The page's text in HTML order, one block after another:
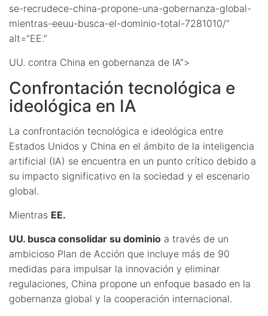
se-recrudece-china-propone-una-gobernanza-global-
mientras-eeuu-busca-el-dominio-total-7281010/”
alt=”EE.”
UU. contra China en gobernanza de IA”>
Confrontación tecnológica e
ideológica en IA
La confrontación tecnológica e ideológica entre
Estados Unidos y China en el ámbito de la inteligencia
artificial (IA) se encuentra en un punto crítico debido a
su impacto significativo en la sociedad y el escenario
global.
Mientras EE.
UU. busca consolidar su dominio a través de un
ambicioso Plan de Acción que incluye más de 90
medidas para impulsar la innovación y eliminar
regulaciones, China propone un enfoque basado en la
gobernanza global y la cooperación internacional.